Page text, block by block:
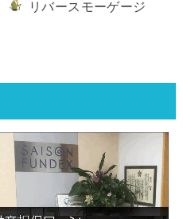
リバースモーゲージ